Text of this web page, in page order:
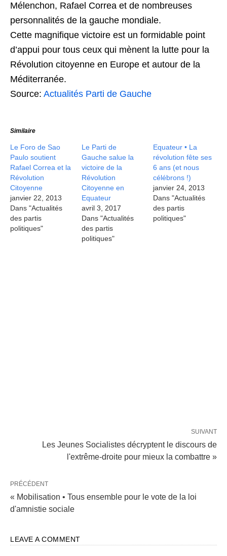
Mélenchon, Rafael Correa et de nombreuses
personnalités de la gauche mondiale.
Cette magnifique victoire est un formidable point
d’appui pour tous ceux qui mènent la lutte pour la
Révolution citoyenne en Europe et autour de la
Méditerranée.
Source: Actualités Parti de Gauche
Similaire
Le Foro de Sao
Paulo soutient
Rafael Correa et la
Révolution
Citoyenne
janvier 22, 2013
Dans "Actualités
des partis
politiques"
Le Parti de
Gauche salue la
victoire de la
Révolution
Citoyenne en
Equateur
avril 3, 2017
Dans "Actualités
des partis
politiques"
Equateur • La
révolution fête ses
6 ans (et nous
célébrons !)
janvier 24, 2013
Dans "Actualités
des partis
politiques"
SUIVANT
Les Jeunes Socialistes décryptent le discours de
l'extrême-droite pour mieux la combattre »
PRÉCÉDENT
« Mobilisation • Tous ensemble pour le vote de la loi
d'amnistie sociale
LEAVE A COMMENT